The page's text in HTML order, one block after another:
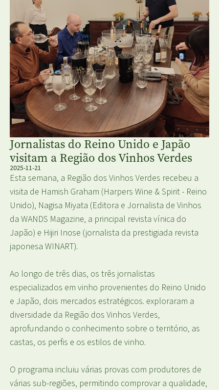
Jornalistas do Reino Unido e Japão
visitam a Região dos Vinhos Verdes
2025-11-21
Esta semana, a Região dos Vinhos Verdes recebeu a
visita de Hamish Graham (Harpers Wine & Spirit - Reino
Unido), Nagisa Miyata (Editora e Jornalista de Vinhos
da WANDS Magazine, a principal revista vínica do
Japão) e Hijiri Inose (jornalista da prestigiada revista
japonesa WINART).
Ao longo de três dias, os três jornalistas
especializados em vinho provenientes do Reino Unido
e Japão, dois mercados estratégicos. exploraram a
diversidade da Região dos Vinhos Verdes,
aprofundando o conhecimento sobre o território, as
castas, os perfis e os estilos de vinho.
O programa incluiu várias provas com produtores de
várias sub-regiões, permitindo comprovar a qualidade,